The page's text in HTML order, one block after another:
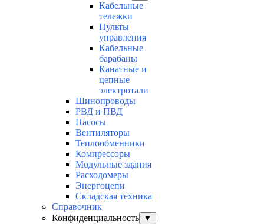
Кабельные
тележки
Пульты
управления
Кабельные
барабаны
Канатные и
цепные
электротали
Шинопроводы
РВД и ПВД
Насосы
Вентиляторы
Теплообменники
Компрессоры
Модульные здания
Расходомеры
Энергоцепи
Складская техника
Справочник
Конфиденциальность
▼